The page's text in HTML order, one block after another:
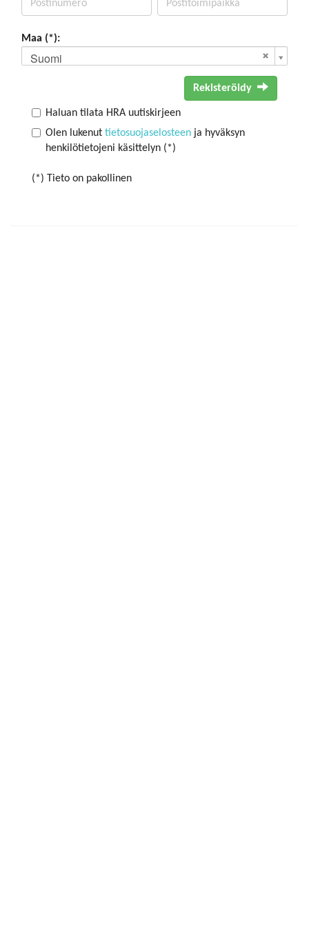
Maa (*):
Suomi
Rekisteröidy
Haluan tilata HRA uutiskirjeen
Olen lukenut tietosuojaselosteen ja hyväksyn
henkilötietojeni käsittelyn (*)
(*) Tieto on pakollinen